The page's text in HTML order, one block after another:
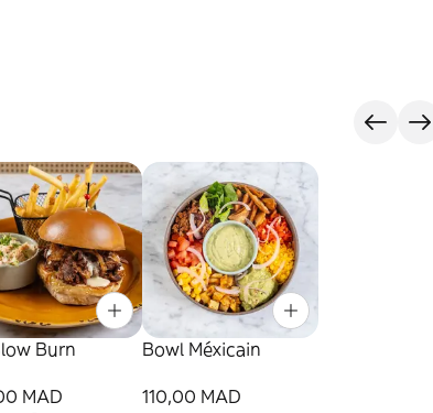
Burn
MAD
Bowl Méxicain
110,00 MAD